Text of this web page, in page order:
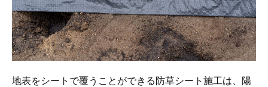
地表をシートで覆うことができる防草シート施工は、陽